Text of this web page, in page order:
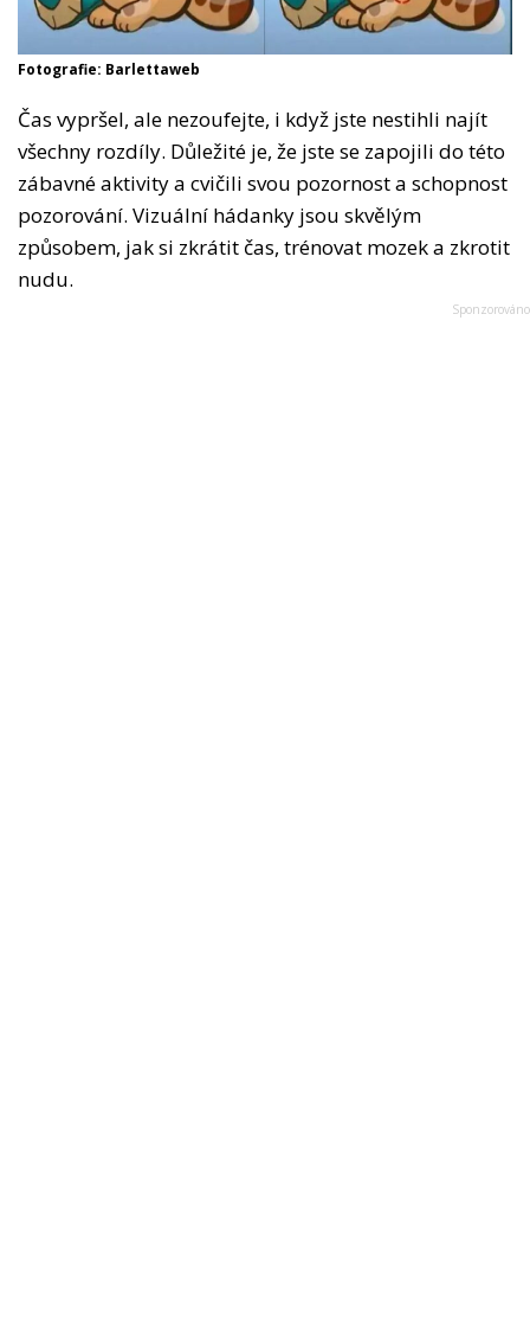
Fotografie: Barlettaweb
Čas vypršel, ale nezoufejte, i když jste nestihli najít
všechny rozdíly. Důležité je, že jste se zapojili do této
zábavné aktivity a cvičili svou pozornost a schopnost
pozorování. Vizuální hádanky jsou skvělým
způsobem, jak si zkrátit čas, trénovat mozek a zkrotit
nudu.